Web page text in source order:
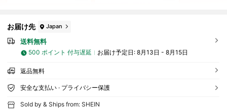
お届け先 Japan
送料無料
500 ポイント 付与遅延 お届け予定日: 8月13日 - 8月15日
返品無料
安全な支払い · プライバシー保護
Sold by & Ships from: SHEIN